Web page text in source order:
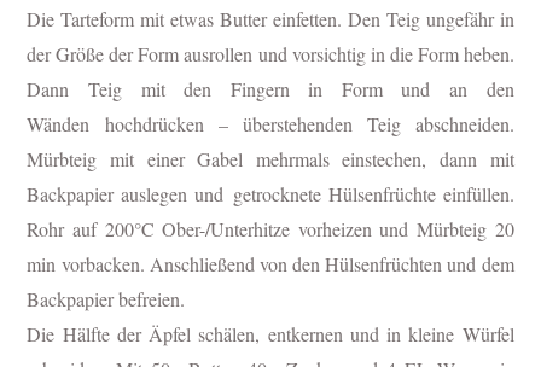
Die Tarteform mit etwas Butter einfetten. Den Teig ungefähr in
der Größe der Form ausrollen und vorsichtig in die Form heben.
Dann Teig mit den Fingern in Form und an den
Wänden hochdrücken – überstehenden Teig abschneiden.
Mürbteig mit einer Gabel mehrmals einstechen, dann mit
Backpapier auslegen und getrocknete Hülsenfrüchte einfüllen.
Rohr auf 200°C Ober-/Unterhitze vorheizen und Mürbteig 20
min vorbacken. Anschließend von den Hülsenfrüchten und dem
Backpapier befreien.
Die Hälfte der Äpfel schälen, entkernen und in kleine Würfel